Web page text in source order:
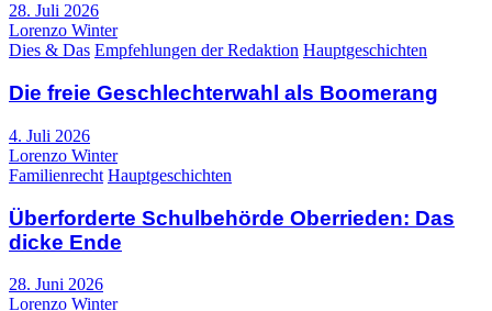
28. Juli 2026
Lorenzo Winter
Dies & Das Empfehlungen der Redaktion Hauptgeschichten
Die freie Geschlechterwahl als Boomerang
4. Juli 2026
Lorenzo Winter
Familienrecht Hauptgeschichten
Überforderte Schulbehörde Oberrieden: Das
dicke Ende
28. Juni 2026
Lorenzo Winter